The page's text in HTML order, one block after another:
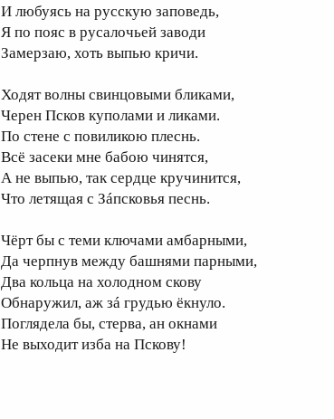
И любуясь на русскую заповедь,
Я по пояс в русалочьей заводи
Замерзаю, хоть выпью кричи.
Ходят волны свинцовыми бликами,
Черен Псков куполами и ликами.
По стене с повиликою плеснь.
Всё засеки мне бабою чинятся,
А не выпью, так сердце кручинится,
Что летящая с Зáпсковья песнь.
Чёрт бы с теми ключами амбарными,
Да черпнув между башнями парными,
Два кольца на холодном скову
Обнаружил, аж зá грудью ёкнуло.
Поглядела бы, стерва, ан окнами
Не выходит изба на Пскову!